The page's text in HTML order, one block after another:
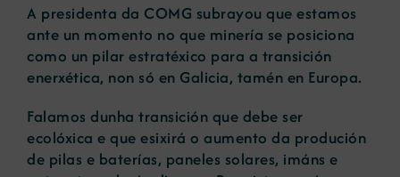
A presidenta da COMG subrayou que estamos
ante un momento no que minería se posiciona
como un pilar estratéxico para a transición
enerxética, non só en Galicia, tamén en Europa.
Falamos dunha transición que debe ser
ecolóxica e que esixirá o aumento da produción
de pilas e baterías, paneles solares, imáns e